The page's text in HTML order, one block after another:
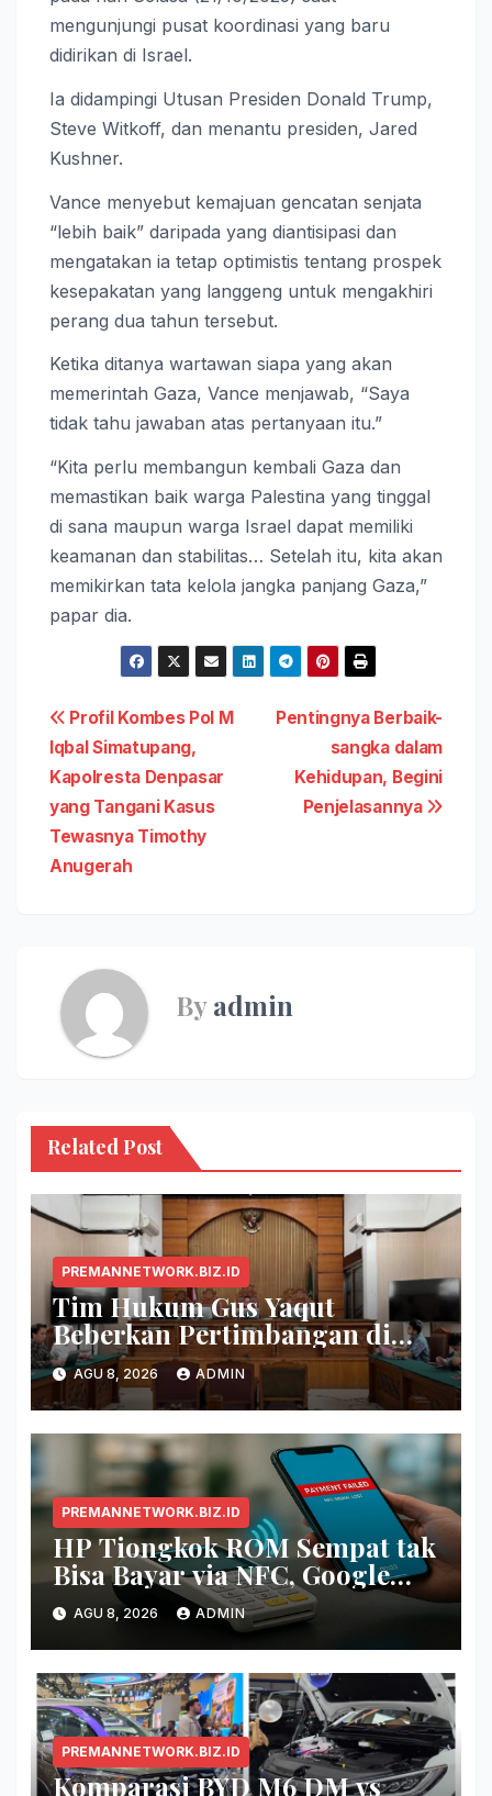
mengunjungi pusat koordinasi yang baru
didirikan di Israel.
Ia didampingi Utusan Presiden Donald Trump,
Steve Witkoff, dan menantu presiden, Jared
Kushner.
Vance menyebut kemajuan gencatan senjata
“lebih baik” daripada yang diantisipasi dan
mengatakan ia tetap optimistis tentang prospek
kesepakatan yang langgeng untuk mengakhiri
perang dua tahun tersebut.
Ketika ditanya wartawan siapa yang akan
memerintah Gaza, Vance menjawab, “Saya
tidak tahu jawaban atas pertanyaan itu.”
“Kita perlu membangun kembali Gaza dan
memastikan baik warga Palestina yang tinggal
di sana maupun warga Israel dapat memiliki
keamanan dan stabilitas… Setelah itu, kita akan
memikirkan tata kelola jangka panjang Gaza,”
papar dia.
Navigasi
pos
Pentingnya Berbaik-
sangka dalam
Kehidupan, Begini
Penjelasannya
Profil Kombes Pol M
Iqbal Simatupang,
Kapolresta Denpasar
yang Tangani Kasus
Tewasnya Timothy
Anugerah
Byadmin
Related Post
PREMANNETWORK.BIZ.ID
Tim Hukum Gus Yaqut
Beberkan Pertimbangan di
Balik Pembagian Tambahan
Kuota Haji 2024
AGU 8, 2026 ADMIN
PREMANNETWORK.BIZ.ID
HP Tiongkok ROM Sempat tak
Bisa Bayar via NFC, Google
Wallet Disorot
AGU 8, 2026 ADMIN
PREMANNETWORK.BIZ.ID
Komparasi BYD M6 DM vs